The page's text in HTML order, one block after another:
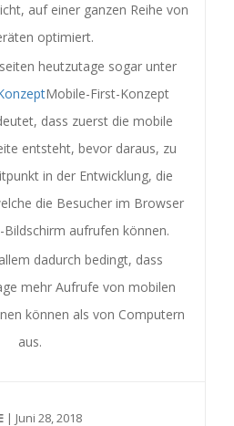
auf einer ganzen Reihe von
optimiert.
heutzutage sogar unter
Mobile-First-Konzept
dass zuerst die mobile
entsteht, bevor daraus, zu
in der Entwicklung, die
die Besucher im Browser
Bildschirm aufrufen können.
dadurch bedingt, dass
mehr Aufrufe von mobilen
können als von Computern
aus.
| Juni 28, 2018